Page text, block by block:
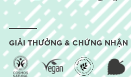
GIẢI THƯỞNG & CHỨNG NHẬN